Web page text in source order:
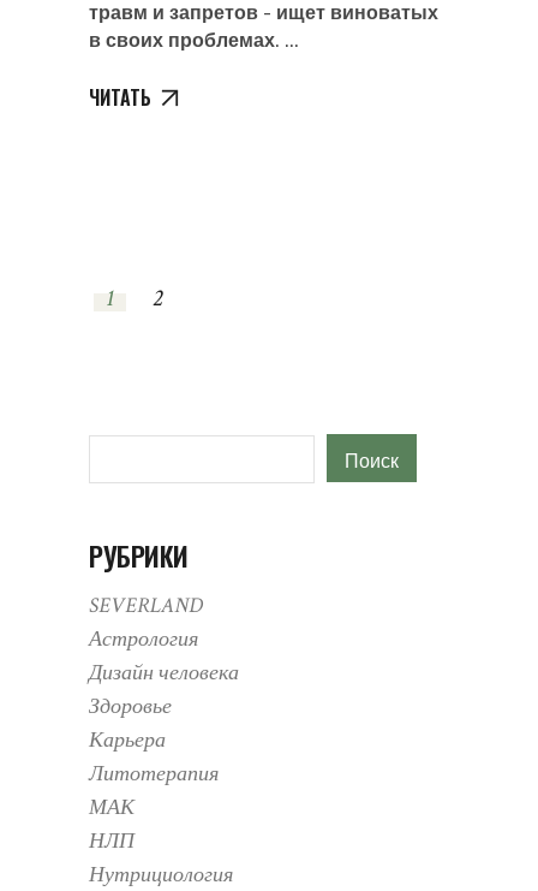
травм и запретов - ищет виноватых
в своих проблемах.
ЧИТАТЬ
1 2
Поиск
РУБРИКИ
SEVERLAND
Астрология
Дизайн человека
Здоровье
Карьера
Литотерапия
МАК
НЛП
Нутрициология